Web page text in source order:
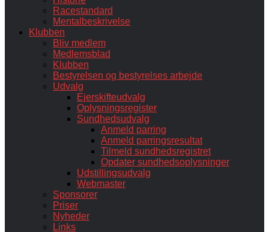
Racestandard
Mentalbeskrivelse
Klubben
Bliv medlem
Medlemsblad
Klubben
Bestyrelsen og bestyrelses arbejde
Udvalg
Ejerskifteudvalg
Oplysningsregister
Sundhedsudvalg
Anmeld parring
Anmeld parringsresultat
Tilmeld sundhedsregistret
Opdater sundhedsoplysninger
Udstillingsudvalg
Webmaster
Sponsorer
Priser
Nyheder
Links